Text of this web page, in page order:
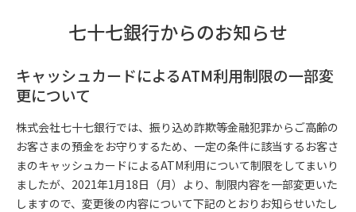
七十七銀行からのお知らせ
キャッシュカードによるATM利用制限の一部変
更について
株式会社七十七銀行では、振り込め詐欺等金融犯罪からご高齢の
お客さまの預金をお守りするため、一定の条件に該当するお客さ
まのキャッシュカードによるATM利用について制限をしてまいり
ましたが、2021年1月18日（月）より、制限内容を一部変更いた
しますので、変更後の内容について下記のとおりお知らせいたし